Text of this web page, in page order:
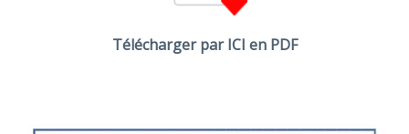
Télécharger par ICI en PDF